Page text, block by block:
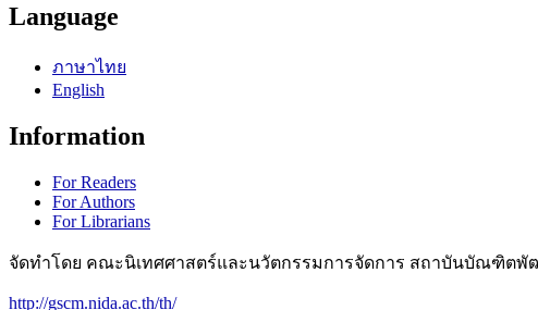
Language
ภาษาไทย
English
Information
For Readers
For Authors
For Librarians
จัดทำโดย คณะนิเทศศาสตร์และนวัตกรรมการจัดการ สถาบันบัณฑิตพั
http://gscm.nida.ac.th/th/